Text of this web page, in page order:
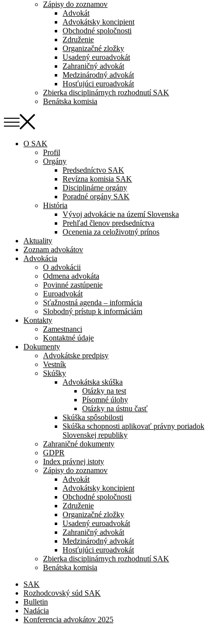
Zápisy do zoznamov
Advokát
Advokátsky koncipient
Obchodné spoločnosti
Združenie
Organizačné zložky
Usadený euroadvokát
Zahraničný advokát
Medzinárodný advokát
Hosťujúci euroadvokát
Zbierka disciplinárnych rozhodnutí SAK
Benátska komisia
O SAK
Profil
Orgány
Predsedníctvo SAK
Revízna komisia SAK
Disciplinárne orgány
Poradné orgány SAK
História
Vývoj advokácie na území Slovenska
Prehľad členov predsedníctva
Ocenenia za celoživotný prínos
Aktuality
Zoznam advokátov
Advokácia
O advokácii
Odmena advokáta
Povinné zastúpenie
Euroadvokát
Sťažnostná agenda – informácia
Slobodný prístup k informáciám
Kontakty
Zamestnanci
Kontaktné údaje
Dokumenty
Advokátske predpisy
Vestník
Skúšky
Advokátska skúška
Otázky na test
Písomné úlohy
Otázky na ústnu časť
Skúška spôsobilosti
Skúška schopnosti aplikovať právny poriadok
Slovenskej republiky
Zahraničné dokumenty
GDPR
Index právnej istoty
Zápisy do zoznamov
Advokát
Advokátsky koncipient
Obchodné spoločnosti
Združenie
Organizačné zložky
Usadený euroadvokát
Zahraničný advokát
Medzinárodný advokát
Hosťujúci euroadvokát
Zbierka disciplinárnych rozhodnutí SAK
Benátska komisia
SAK
Rozhodcovský súd SAK
Bulletin
Nadácia
Konferencia advokátov 2025